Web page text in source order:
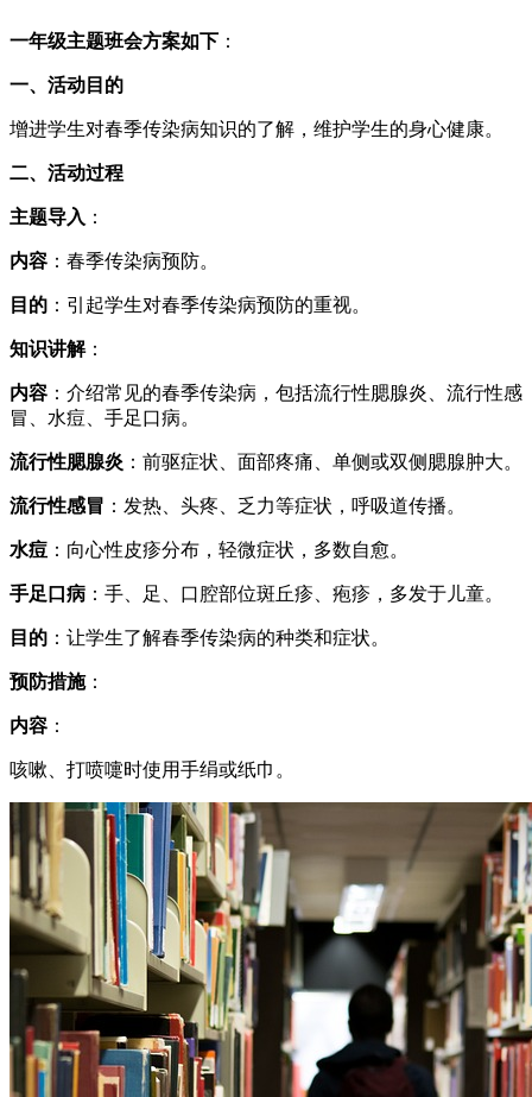
一年级主题班会方案如下 ：
一、活动目的
增进学生对春季传染病知识的了解，维护学生的身心健康。
二、活动过程
主题导入 ：
内容 ：春季传染病预防。
目的 ：引起学生对春季传染病预防的重视。
知识讲解：
内容 ：介绍常见的春季传染病，包括流行性腮腺炎、流行性感
冒、水痘、手足口病。
流行性腮腺炎 ：前驱症状、面部疼痛、单侧或双侧腮腺肿大。
流行性感冒 ：发热、头疼、乏力等症状，呼吸道传播。
水痘 ：向心性皮疹分布，轻微症状，多数自愈。
手足口病 ：手、足、口腔部位斑丘疹、疱疹，多发于儿童。
目的 ：让学生了解春季传染病的种类和症状。
预防措施：
内容 ：
咳嗽、打喷嚏时使用手绢或纸巾。